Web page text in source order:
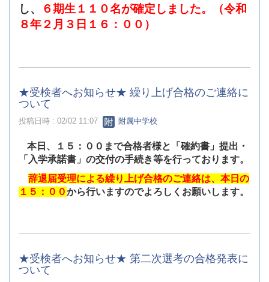
し、
６期生１１０名が確定しました。（令和
８年２月３日１６：００）
★受検者へお知らせ★ 繰り上げ合格のご連絡に
ついて
投稿日時 : 02/02 11:07 附属中学校
本日、１５：００まで合格者様と「確約書」提出・
「入学承諾書」の交付の手続き等を行っております。
辞退届受理による繰り上げ合格のご連絡は、本日の
１５：００から行いますのでよろしくお願いします。
★受検者へお知らせ★ 第二次選考の合格発表に
ついて